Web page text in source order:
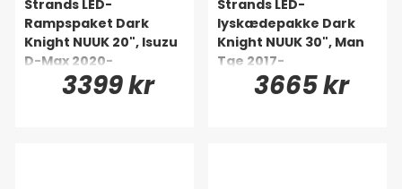
Strands LED-
Rampspaket Dark
Knight NUUK 20", Isuzu
D-Max 2020-
3399 kr
Strands LED-
lyskædepakke Dark
Knight NUUK 30", Man
Tge 2017-
3665 kr